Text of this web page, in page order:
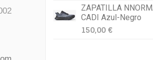
ZAPATILLA
CADI Azul-Negro
150,00 €